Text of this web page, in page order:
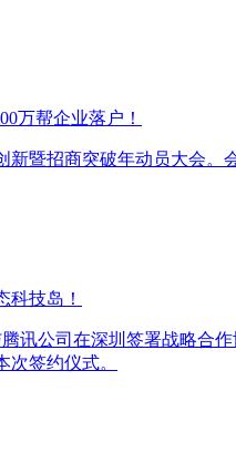
万帮企业落户！
新暨招商突破年动员大会
科技岛！
讯公司在深圳签署战略合
签约仪式。